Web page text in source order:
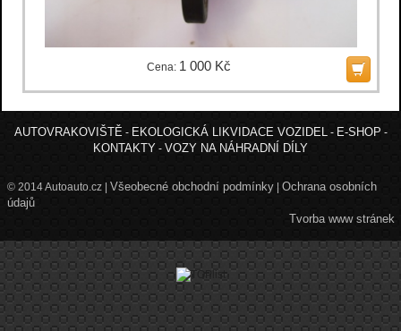
Cena: 1 000 Kč
AUTOVRAKOVIŠTĚ - EKOLOGICKÁ LIKVIDACE VOZIDEL - E-SHOP -
KONTAKTY - VOZY NA NÁHRADNÍ DÍLY
© 2014 Autoauto.cz | Všeobecné obchodní podmínky| Ochrana osobních
údajů
Tvorba www stránek